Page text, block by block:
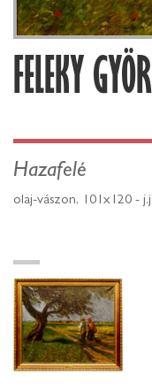
FELEKY
Hazafelé
olaj-vászon, 101x120 -